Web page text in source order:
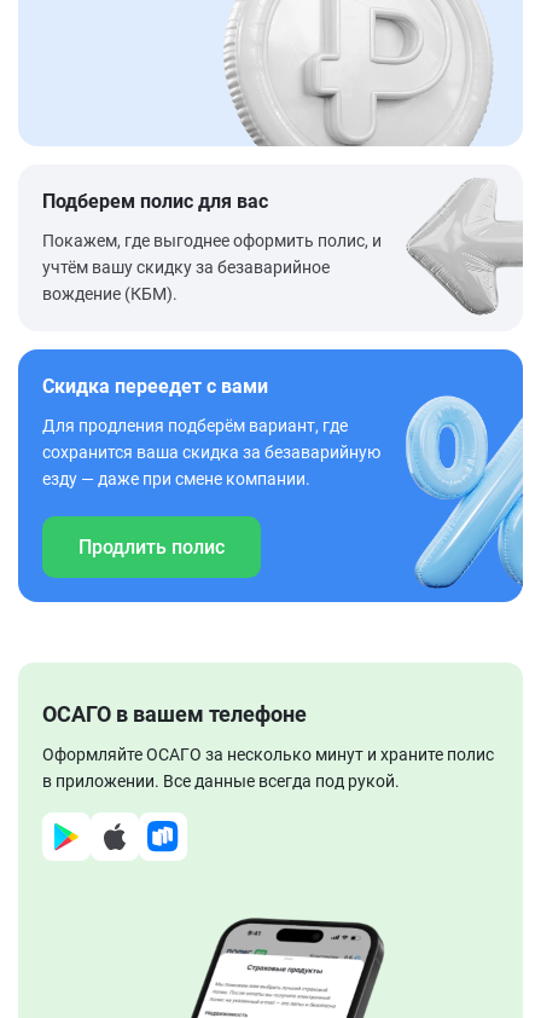
Подберем полис для вас
Покажем, где выгоднее оформить полис, и
учтём вашу скидку за безаварийное
вождение (КБМ).
Скидка переедет с вами
Для продления подберём вариант, где
сохранится ваша скидка за безаварийную
езду — даже при смене компании.
Продлить полис
ОСАГО в вашем телефоне
Оформляйте ОСАГО за несколько минут и храните полис
в приложении. Все данные всегда под рукой.